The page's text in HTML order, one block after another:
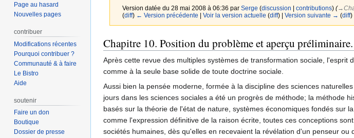
Version datée du 28 mai 2008 à 06:36 par Serge (discussion contributions) (
(diff) ← Version précédente Voir la version actuelle (diff) | Version suivante → (diff)
Aller
à
la
navigation
Aller
à
la
recherche
Chapitre 10. Position du problème et aperçu préliminaire.
Après cette revue des multiples systèmes de transformation sociale,
comme à la seule base solide de toute doctrine sociale.
Aussi bien la pensée moderne, formée à la discipline des sciences
jours dans les sciences sociales a été un progrès de méthode; la méthode
basés sur la théorie de l'état de nature, systèmes économiques fondés sur
comme l'expression définitive de la raison écrite, toutes ces conceptions
sociétés humaines, dès qu'elles en recevaient la révélation d'un penseur
Page au hasard
Nouvelles pages
contribuer
Modifications récentes
Pourquoi contribuer ?
Communauté & à faire
Le Bistro
Aide
soutenir
Faire un don
Boutique
Dossier de presse